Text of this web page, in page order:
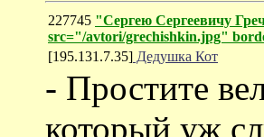
227745 "Сергею Сергеевичу
src="/avtori/grechishkin.jpg"
[195.131.7.35] Дедушка Кот
- Простите
который уж